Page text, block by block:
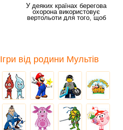
У деяких країнах берегова
охорона використовує
вертольоти для того, щоб
Ігри від родини Мультів